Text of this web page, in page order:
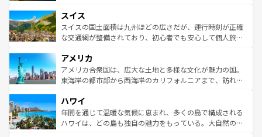
れる地方に足を運ぶとそれぞれで全く異なる文化を体験で
きるだろう。 なお、新着のフランス情報はコンテンツ一覧
を参照してほしい。
は、お酒好きな人にはぜひ体験してほしい。 なお、新着の
ドイツ情報はコンテンツ一覧を参照してほしい。
リアごとに異なる魅力がある。また、優雅なアフタヌーン
ティー、ビール好きにはたまらない英国パブ、サッカー観
戦など、本場だからこそできる体験も豊富。イギリスを旅
ンツ一覧を参照してほしい。
スイス
スイスの国土面積は九州ほどの広さだが、運行時刻が正確
な交通網が整備されており、初心者でも安心して個人旅行
の建物がそのまま残る町や、スイスならではのユニークな
博物館もあり、アルプス観光だけでなく町歩きも満喫する
ことができる。国民の所得が高いため物価も高いが、旅行
ば市内交通費無料で観光を楽しむこともできる。 なお、新
着のスイス情報はコンテンツ一覧 を参照してほしい。
アメリカ
アメリカ合衆国は、広大な土地と多様な文化が魅力の国。
東海岸の都市部から西海岸のカリフォルニアまで、訪れる
のような巨大都市は、観光、ショッピング、エンターテイ
ンメントが詰まった刺激的なスポットだ。一方、アメリカ
西部には大自然が広がり、グランドキャニオンやイエロー
ハワイ
年間を通じて温暖な気候に恵まれ、多くの島で構成される
ハワイは、どの島も独自の魅力をもっている。大自然の神